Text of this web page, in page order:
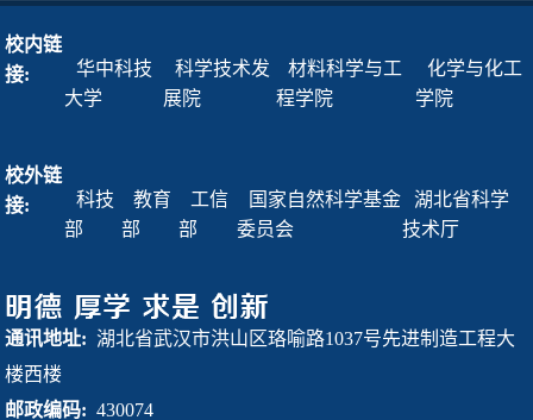
校内链
接:
华中科技
大学
科学技术发
展院
材料科学与工
程学院
化学与化工
学院
校外链
接:
科技
部
教育
部
工信
部
国家自然科学基金
委员会
湖北省科学
技术厅
通讯地址:湖北省武汉市洪山区珞喻路1037号先进制造工程大
楼西楼
邮政编码:430074